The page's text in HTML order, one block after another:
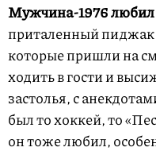
Мужчина-1976 любил
приталенный пиджак
которые пришли на
ходить в гости и
застолья, с
был то хоккей, то
он тоже любил,